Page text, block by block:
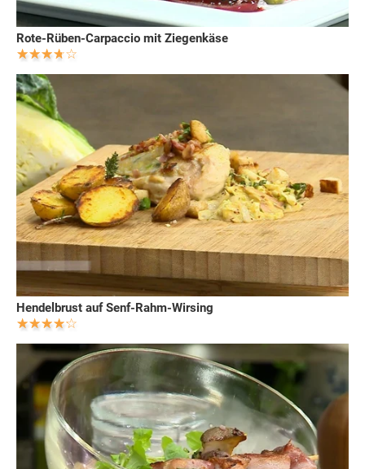
Rote-Rüben-Carpaccio mit Ziegenkäse
Hendelbrust auf Senf-Rahm-Wirsing